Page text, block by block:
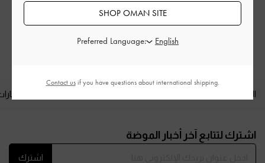
الفئات ذات الصلة
حقائب توت
المنتجات الجديدة
اشترك لتتابع آخر أخبار الموضة
اشترك
SHOP OMAN SITE
Preferred Language:
Contact usif you have questions about international shipping.